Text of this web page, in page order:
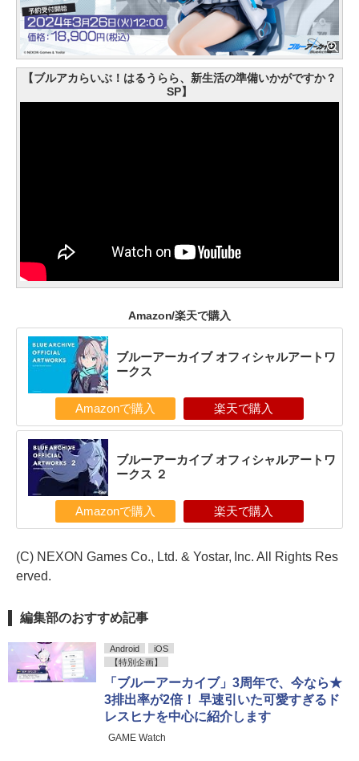
【ブルアカらいぶ！はるうらら、新生活の準備いかがですか？
SP】
Amazon/楽天で購入
ブルーアーカイブ オフィシャルアートワ
ークス
Amazonで購入 楽天で購入
ブルーアーカイブ オフィシャルアートワ
ークス ２
Amazonで購入 楽天で購入
(C) NEXON Games Co., Ltd. & Yostar, Inc. All Rights Res
erved.
編集部のおすすめ記事
Android
iOS
【特別企画】
「ブルーアーカイブ」3周年で、今なら★
3排出率が2倍！ 早速引いた可愛すぎるド
レスヒナを中心に紹介します
GAME Watch